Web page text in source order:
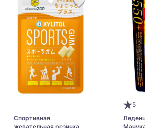
Спортивная
жевательная резинка с
5